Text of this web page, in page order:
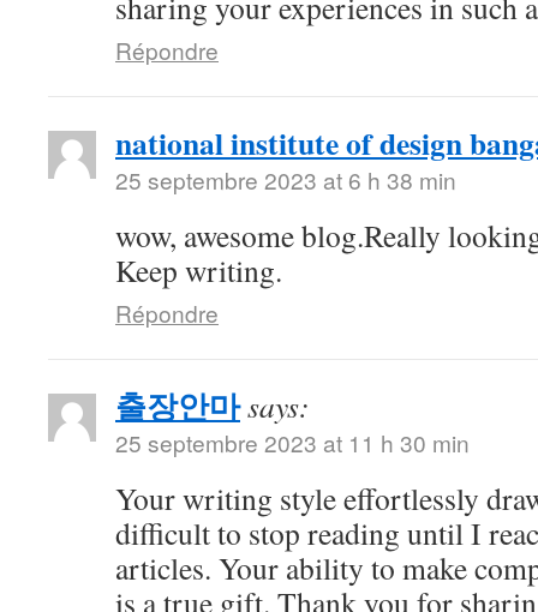
Répondre
national institute of design
25 septembre 2023 at 6 h 38 min
wow, awesome blog.Really
Keep writing.
Répondre
출장안마says:
25 septembre 2023 at 11 h 30 min
Your writing style effortlessly
difficult to stop reading until I
articles. Your ability to make
is a true gift. Thank you for